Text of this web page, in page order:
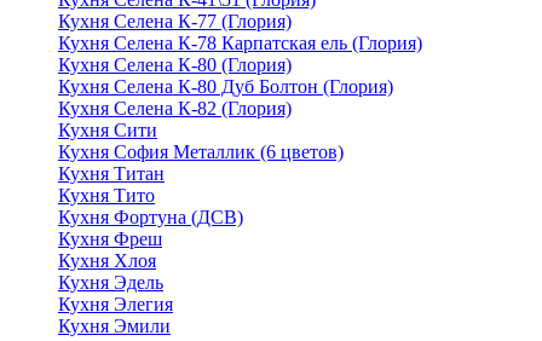
Кухня Селена К-77 (Глория)
Кухня Селена К-78 Карпатская ель (Глория)
Кухня Селена К-80 (Глория)
Кухня Селена К-80 Дуб Болтон (Глория)
Кухня Селена К-82 (Глория)
Кухня Сити
Кухня София Металлик (6 цветов)
Кухня Титан
Кухня Тито
Кухня Фортуна (ДСВ)
Кухня Фреш
Кухня Хлоя
Кухня Эдель
Кухня Элегия
Кухня Эмили